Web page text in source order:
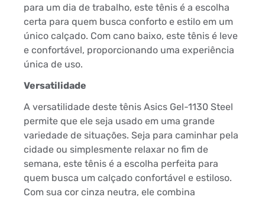
para um dia de trabalho, este tênis é a escolha
certa para quem busca conforto e estilo em um
único calçado. Com cano baixo, este tênis é leve
e confortável, proporcionando uma experiência
única de uso.
Versatilidade
A versatilidade deste tênis Asics Gel-1130 Steel
permite que ele seja usado em uma grande
variedade de situações. Seja para caminhar pela
cidade ou simplesmente relaxar no fim de
semana, este tênis é a escolha perfeita para
quem busca um calçado confortável e estiloso.
Com sua cor cinza neutra, ele combina